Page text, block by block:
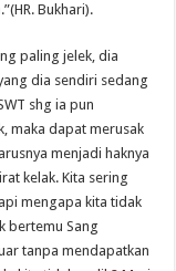
Bukhari).
paling jelek, dia
dia sendiri sedang
shg ia pun
maka dapat merusak
menjadi haknya
kelak. Kita sering
mengapa kita tidak
bertemu Sang
tanpa mendapatkan